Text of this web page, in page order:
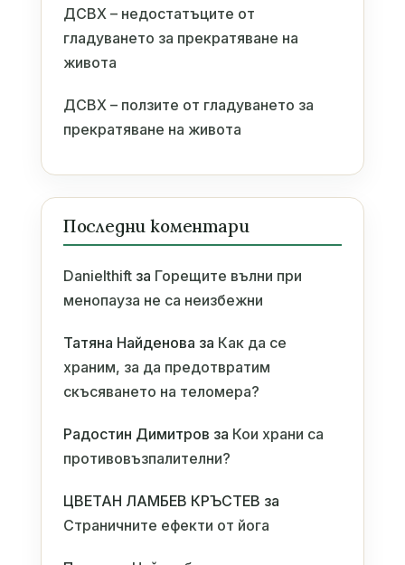
ДСВХ – недостатъците от
гладуването за прекратяване на
живота
ДСВХ – ползите от гладуването за
прекратяване на живота
Последни коментари
Danielthiftза Горещите вълни при
менопауза не са неизбежни
Татяна Найденова за Как да се
храним, за да предотвратим
скъсяването на теломера?
Радостин Димитров за Кои храни са
противовъзпалителни?
ЦВЕТАН ЛАМБЕВ КРЪСТЕВ за
Страничните ефекти от йога